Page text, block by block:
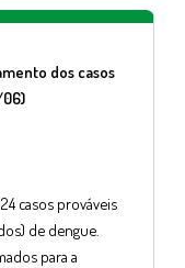
dos casos
06)
casos prováveis
de dengue.
para a